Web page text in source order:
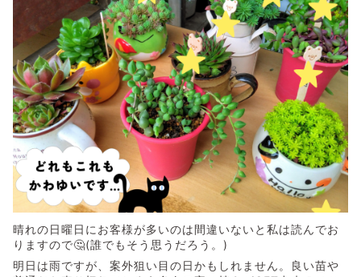
晴れの日曜日にお客様が多いのは間違いないと私は読んでお
りますので🤔(誰でもそう思うだろう。)
明日は雨ですが、案外狙い目の日かもしれません。良い苗や